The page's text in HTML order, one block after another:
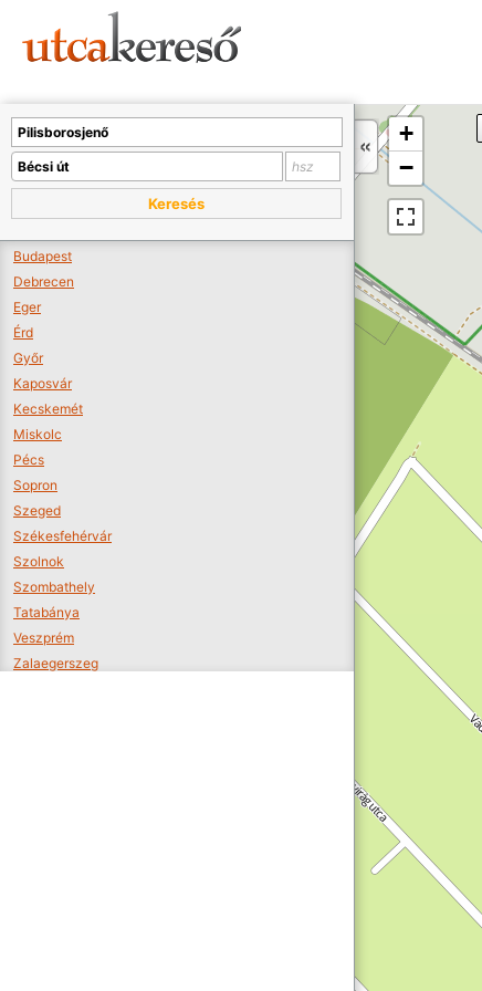
+
−
Keresés
Budapest
Debrecen
Eger
Érd
Győr
Kaposvár
Kecskemét
Miskolc
Pécs
Sopron
Szeged
Székesfehérvár
Szolnok
Szombathely
Tatabánya
Veszprém
Zalaegerszeg
A térképet kicsinyíteni kell, hogy látszódjanak a boltok.
Boltok látszódjanak >>